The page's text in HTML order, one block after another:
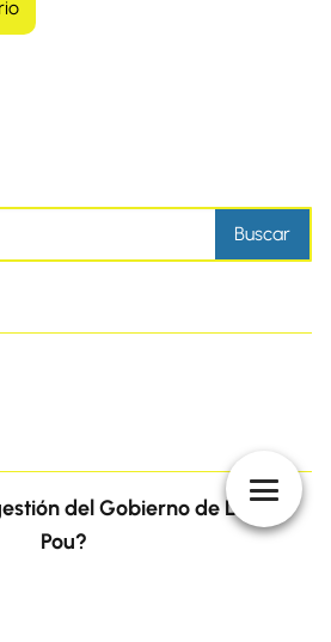
del Gobierno de Lacalle
Pou?